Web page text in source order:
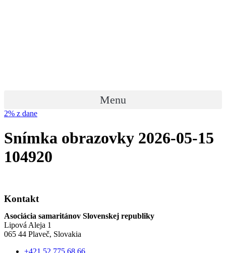
Menu
2% z dane
Snímka obrazovky 2026-05-15
104920
Kontakt
Asociácia samaritánov Slovenskej republiky
Lipová Aleja 1
065 44 Plaveč, Slovakia
+421 52 775 68 66